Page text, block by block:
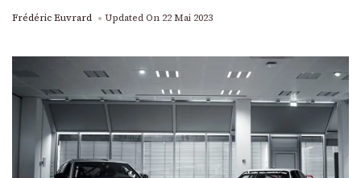
Frédéric Euvrard Updated On 22 Mai 2023